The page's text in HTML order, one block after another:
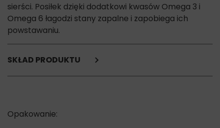
sierści. Posiłek dzięki dodatkowi kwasów Omega 3 i
Omega 6 łagodzi stany zapalne i zapobiega ich
powstawaniu.
SKŁAD PRODUKTU
glutenowa mączka kukurydziana,
hydrolizat,